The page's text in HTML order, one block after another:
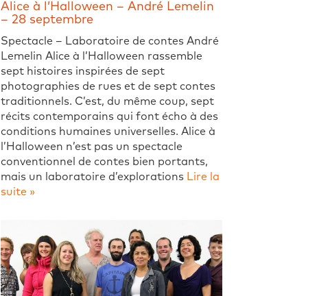
Alice à l’Halloween – André Lemelin
– 28 septembre
Spectacle – Laboratoire de contes André
Lemelin Alice à l’Halloween rassemble
sept histoires inspirées de sept
photographies de rues et de sept contes
traditionnels. C’est, du même coup, sept
récits contemporains qui font écho à des
conditions humaines universelles. Alice à
l’Halloween n’est pas un spectacle
conventionnel de contes bien portants,
mais un laboratoire d’explorations Lire la
suite »